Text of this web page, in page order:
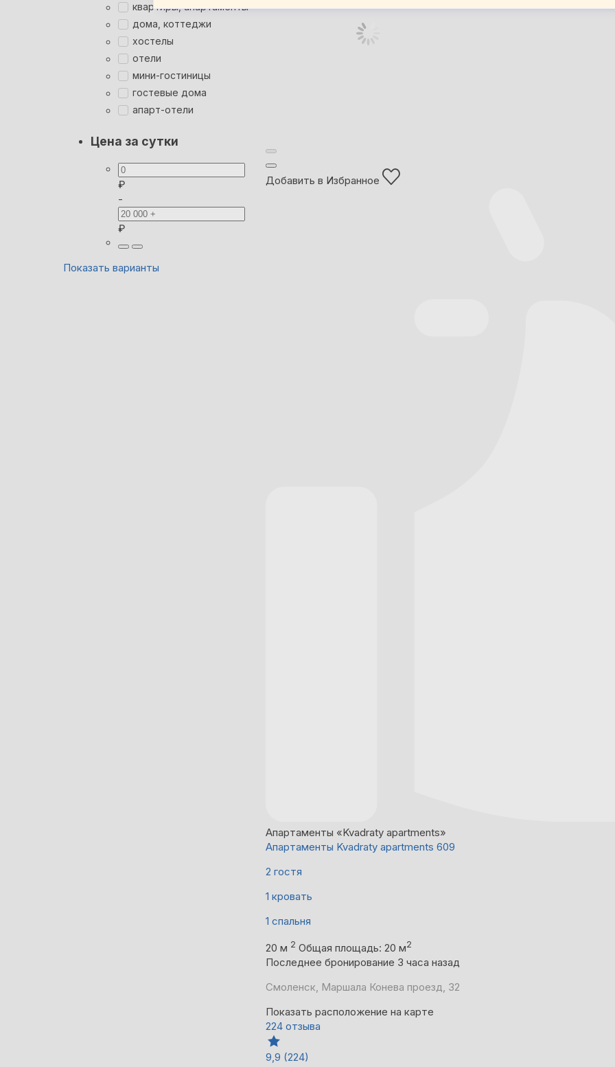
квартиры, апартаменты
дома, коттеджи
хостелы
отели
мини-гостиницы
гостевые дома
апарт-отели
Цена за сутки
₽
-
₽
Показать варианты
Добавить в Избранное
Апартаменты «Kvadraty apartments»
Апартаменты Kvadraty apartments 609
2 гостя
1 кровать
1 спальня
20 м 2 Общая площадь: 20 м2
Последнее бронирование 3 часа назад
Смоленск, Маршала Конева проезд, 32
Показать расположение на карте
224 отзыва
9,9 (224)